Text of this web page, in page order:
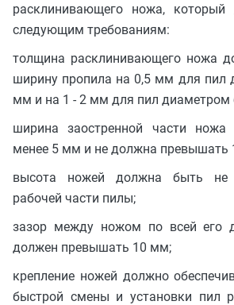
расклинивающего ножа, который
следующим требованиям:
толщина расклинивающего ножа
ширину пропила на 0,5 мм для пил
мм и на 1 - 2 мм для пил диаметром
ширина заостренной части
менее 5 мм и не должна превышать
высота ножей должна быть
рабочей части пилы;
зазор между ножом по всей его
должен превышать 10 мм;
крепление ножей должно
быстрой смены и установки пил